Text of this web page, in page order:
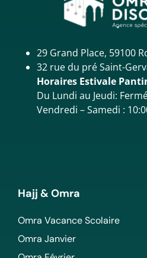
29 Grand Place, 59100
32 rue du pré Saint-
Horaires Estivale
Du Lundi au Jeudi:
Vendredi – Samedi :
Hajj & Omra
Omra Vacance Scolaire
Omra Janvier